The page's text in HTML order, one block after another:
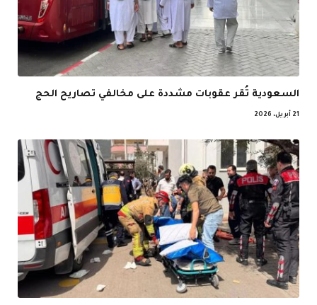
السعودية تُقر عقوبات مشددة على مخالفي تصاريح الحج
21 أبريل، 2026